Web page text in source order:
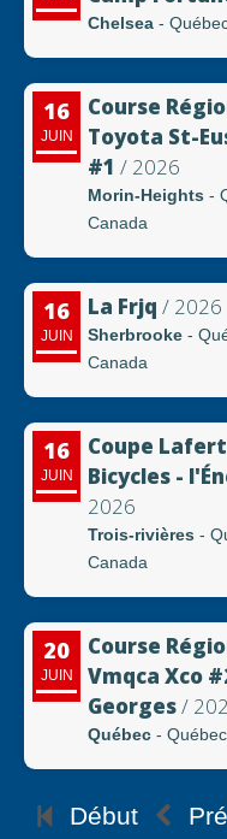
Chelsea -
16
JUIN
Course
Toyota St-
#1 / 2026
Morin-Heights -
Canada
16
JUIN
La Frjq / 2026
Sherbrooke -
Canada
16
JUIN
Coupe
Bicycles -
2026
Trois-rivières -
Canada
20
JUIN
Course
Vmqca Xco
Georges/
Québec -
Début